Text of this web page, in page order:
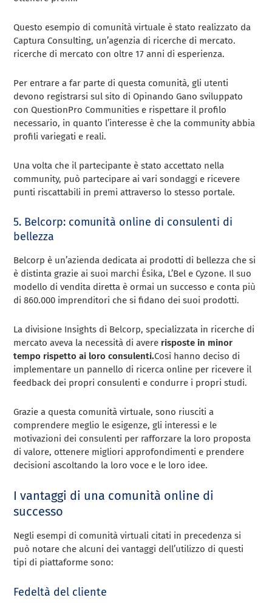
Questo esempio di comunità virtuale è stato realizzato da
Captura Consulting, un’agenzia di ricerche di mercato.
ricerche di mercato con oltre 17 anni di esperienza.
Per entrare a far parte di questa comunità, gli utenti
devono registrarsi sul sito di Opinando Gano sviluppato
con QuestionPro Communities e rispettare il profilo
necessario, in quanto l’interesse è che la community abbia
profili variegati e reali.
Una volta che il partecipante è stato accettato nella
community, può partecipare ai vari sondaggi e ricevere
punti riscattabili in premi attraverso lo stesso portale.
5. Belcorp: comunità online di consulenti di
bellezza
Belcorp è un’azienda dedicata ai prodotti di bellezza che si
è distinta grazie ai suoi marchi Ésika, L’Bel e Cyzone. Il suo
modello di vendita diretta è ormai un successo e conta più
di 860.000 imprenditori che si fidano dei suoi prodotti.
La divisione Insights di Belcorp, specializzata in ricerche di
mercato aveva la necessità di avere risposte in minor
tempo rispetto ai loro consulenti.Così hanno deciso di
implementare un pannello di ricerca online per ricevere il
feedback dei propri consulenti e condurre i propri studi.
Grazie a questa comunità virtuale, sono riusciti a
comprendere meglio le esigenze, gli interessi e le
motivazioni dei consulenti per rafforzare la loro proposta
di valore, ottenere migliori approfondimenti e prendere
decisioni ascoltando la loro voce e le loro idee.
I vantaggi di una comunità online di
successo
Negli esempi di comunità virtuali citati in precedenza si
può notare che alcuni dei vantaggi dell’utilizzo di questi
tipi di piattaforme sono:
Fedeltà del cliente